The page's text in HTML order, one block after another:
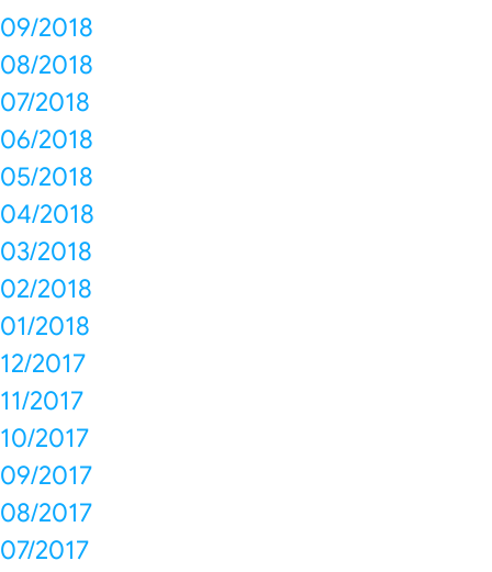
09/2018
08/2018
07/2018
06/2018
05/2018
04/2018
03/2018
02/2018
01/2018
12/2017
11/2017
10/2017
09/2017
08/2017
07/2017